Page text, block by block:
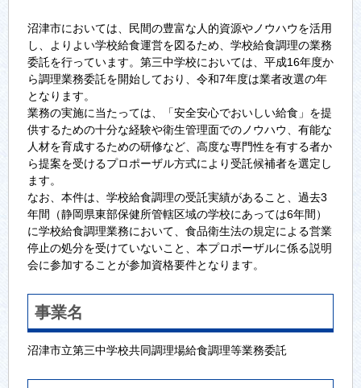
沼津市においては、民間の豊富な人的資源やノウハウを活用
し、よりよい学校給食運営を図るため、学校給食調理の業務
委託を行っています。第三中学校においては、平成16年度か
ら調理業務委託を開始しており、令和7年度は業者改選の年
となります。
業務の実施に当たっては、「安全安心でおいしい給食」を提
供するための十分な経験や衛生管理面でのノウハウ、有能な
人材を育成するための研修など、高度な専門性を有する者か
ら提案を受けるプロポーザル方式により受託候補者を選定し
ます。
なお、本件は、学校給食調理の受託実績があること、過去3
年間（静岡県東部保健所管轄区域の学校にあっては6年間）
に学校給食調理業務において、食品衛生法の規定による営業
停止の処分を受けていないこと、本プロポーザルに係る説明
会に参加することが参加資格要件となります。
事業名
沼津市立第三中学校共同調理場給食調理等業務委託